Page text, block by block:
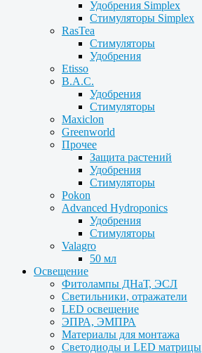
Удобрения Simplex
Стимуляторы Simplex
RasTea
Стимуляторы
Удобрения
Etisso
B.A.C.
Удобрения
Стимуляторы
Maxiclon
Greenworld
Прочее
Защита растений
Удобрения
Стимуляторы
Pokon
Advanced Hydroponics
Удобрения
Стимуляторы
Valagro
50 мл
Освещение
Фитолампы ДНаТ, ЭСЛ
Светильники, отражатели
LED освещение
ЭПРА, ЭМПРА
Материалы для монтажа
Светодиоды и LED матрицы